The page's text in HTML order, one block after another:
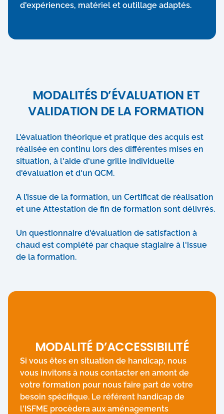
d'expériences, matériel et outillage adaptés.
MODALITÉS D’ÉVALUATION ET
VALIDATION DE LA FORMATION
L'évaluation théorique et pratique des acquis est
réalisée en continu lors des différentes mises en
situation, à l'aide d'une grille individuelle
d'évaluation et d'un QCM.
A l’issue de la formation, un Certificat de réalisation
et une Attestation de fin de formation sont délivrés.
Un questionnaire d'évaluation de satisfaction à
chaud est complété par chaque stagiaire à l'issue
de la formation.
MODALITÉ D’ACCESSIBILITÉ
Si vous êtes en situation de handicap, nous
vous invitons à nous contacter en amont de
votre formation pour nous faire part de votre
besoin spécifique. Le référent handicap de
l'ISFME procèdera aux aménagements